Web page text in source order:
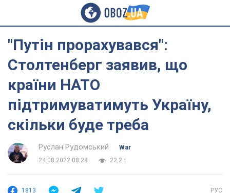
"Путін прорахувався":
Столтенберг заявив, що
країни НАТО
підтримуватимуть Україну,
скільки буде треба
Руслан Рудомський
War
24.08.2022 08:28
22,2 т.
1813 РУС